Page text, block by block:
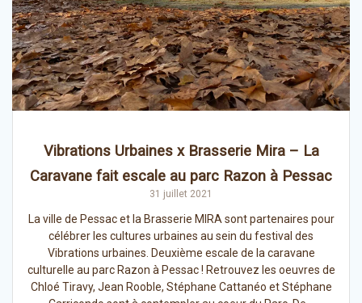
Vibrations Urbaines x Brasserie Mira – La
Caravane fait escale au parc Razon à Pessac
31 juillet 2021
La ville de Pessac et la Brasserie MIRA sont partenaires pour
célébrer les cultures urbaines au sein du festival des
Vibrations urbaines. Deuxième escale de la caravane
culturelle au parc Razon à Pessac ! Retrouvez les oeuvres de
Chloé Tiravy, Jean Rooble, Stéphane Cattanéo et Stéphane